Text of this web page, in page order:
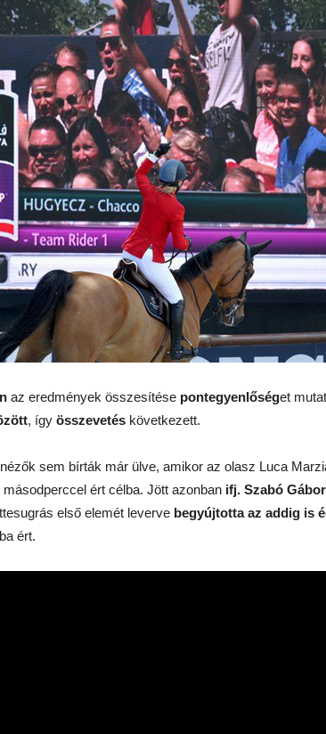
az eredmények összesítése pontegyenlőséget
, így összevetés következett.
sem bírták már ülve, amikor az olasz Luca
ért célba. Jött azonban ifj. Szabó
első elemét leverve begyújtotta az addig is
ért.